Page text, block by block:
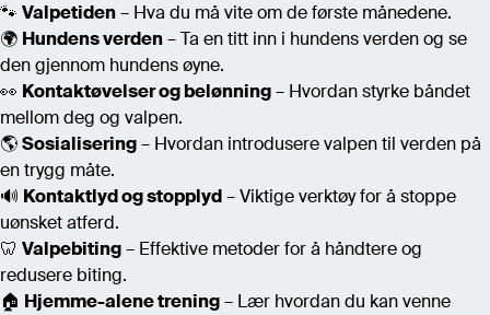
🐾 Valpetiden– Hva du må vite om de første månedene.
🌍 Hundens verden– Ta en titt inn i hundens verden og se
den gjennom hundens øyne.
👀 Kontaktøvelser og belønning– Hvordan styrke båndet
mellom deg og valpen.
🌎Sosialisering– Hvordan introdusere valpen til verden på
en trygg måte.
🔊 Kontaktlyd og stopplyd– Viktige verktøy for å stoppe
uønsket atferd.
🦷 Valpebiting– Effektive metoder for å håndtere og
redusere biting.
🏠 Hjemme-alene trening– Lær hvordan du kan venne